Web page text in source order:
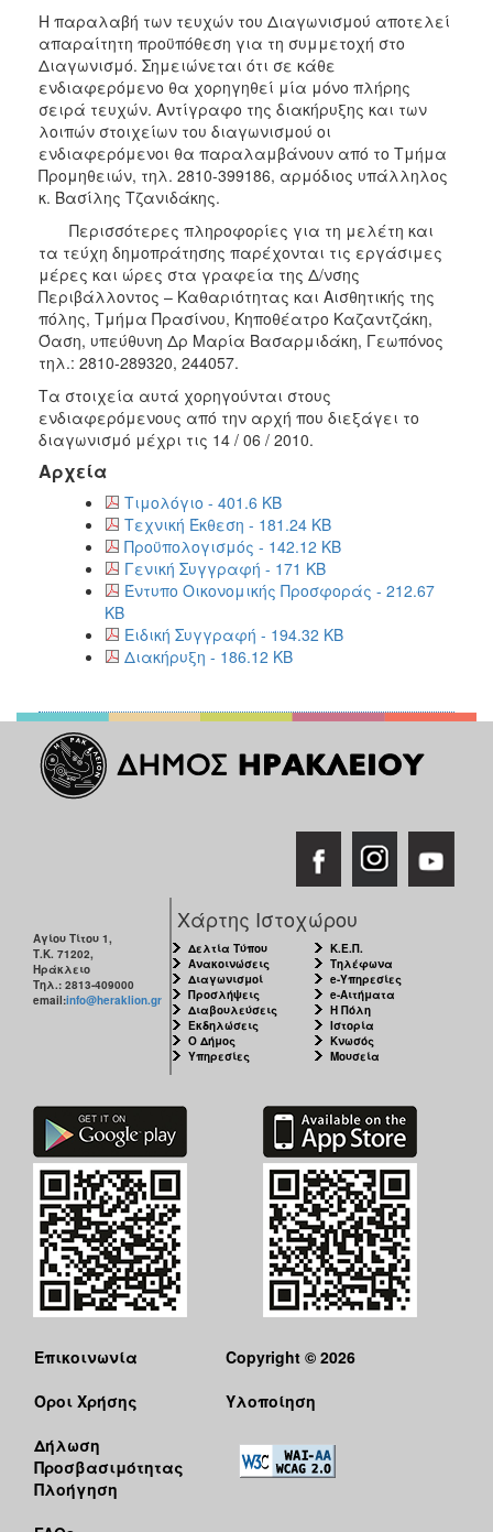
Η παραλαβή των τευχών του Διαγωνισμού αποτελεί
απαραίτητη προϋπόθεση για τη συμμετοχή στο
Διαγωνισμό. Σημειώνεται ότι σε κάθε
ενδιαφερόμενο θα χορηγηθεί μία μόνο πλήρης
σειρά τευχών. Αντίγραφο της διακήρυξης και των
λοιπών στοιχείων του διαγωνισμού οι
ενδιαφερόμενοι θα παραλαμβάνουν από το Τμήμα
Προμηθειών, τηλ. 2810-399186, αρμόδιος υπάλληλος
κ. Βασίλης Τζανιδάκης.
Περισσότερες πληροφορίες για τη μελέτη και
τα τεύχη δημοπράτησης παρέχονται τις εργάσιμες
μέρες και ώρες στα γραφεία της Δ/νσης
Περιβάλλοντος – Καθαριότητας και Αισθητικής της
πόλης, Τμήμα Πρασίνου, Κηποθέατρο Καζαντζάκη,
Όαση, υπεύθυνη Δρ Μαρία Βασαρμιδάκη, Γεωπόνος
τηλ.: 2810-289320, 244057.
Τα στοιχεία αυτά χορηγούνται στους
ενδιαφερόμενους από την αρχή που διεξάγει το
διαγωνισμό μέχρι τις 14 / 06 / 2010.
Αρχεία
Τιμολόγιο - 401.6 KB
Τεχνική Έκθεση - 181.24 KB
Προϋπολογισμός - 142.12 KB
Γενική Συγγραφή - 171 KB
Έντυπο Οικονομικής Προσφοράς - 212.67
KB
Ειδική Συγγραφή - 194.32 KB
Διακήρυξη - 186.12 KB
Αγίου Τίτου 1,
Τ.Κ. 71202,
Ηράκλειο
Τηλ.: 2813-409000
email:info@heraklion.gr
Χάρτης Ιστοχώρου
Δελτία Τύπου
Ανακοινώσεις
Διαγωνισμοί
Προσλήψεις
Διαβουλεύσεις
Εκδηλώσεις
Ο Δήμος
Υπηρεσίες
Κ.Ε.Π.
Τηλέφωνα
e-Υπηρεσίες
e-Αιτήματα
Η Πόλη
Ιστορία
Κνωσός
Μουσεία
Επικοινωνία
Όροι Χρήσης
Δήλωση
Προσβασιμότητας
Πλοήγηση
Copyright © 2026
Υλοποίηση